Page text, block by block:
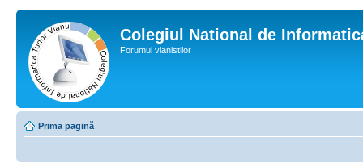
Colegiul National de
Forumul vianistilor
Prima pagină